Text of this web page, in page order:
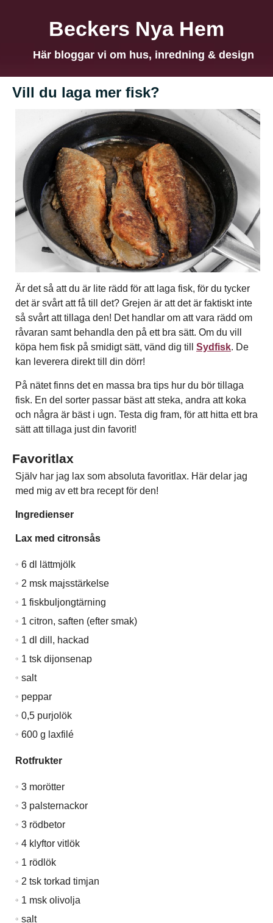
Beckers Nya Hem
Här bloggar vi om hus, inredning & design
Vill du laga mer fisk?
Är det så att du är lite rädd för att laga fisk, för du tycker
det är svårt att få till det? Grejen är att det är faktiskt inte
så svårt att tillaga den! Det handlar om att vara rädd om
råvaran samt behandla den på ett bra sätt. Om du vill
köpa hem fisk på smidigt sätt, vänd dig till Sydfisk. De
kan leverera direkt till din dörr!
På nätet finns det en massa bra tips hur du bör tillaga
fisk. En del sorter passar bäst att steka, andra att koka
och några är bäst i ugn. Testa dig fram, för att hitta ett bra
sätt att tillaga just din favorit!
Favoritlax
Själv har jag lax som absoluta favoritlax. Här delar jag
med mig av ett bra recept för den!
Ingredienser
Lax med citronsås
6 dl lättmjölk
2 msk majsstärkelse
1 fiskbuljongtärning
1 citron, saften (efter smak)
1 dl dill, hackad
1 tsk dijonsenap
salt
peppar
0,5 purjolök
600 g laxfilé
Rotfrukter
3 morötter
3 palsternackor
3 rödbetor
4 klyftor vitlök
1 rödlök
2 tsk torkad timjan
1 msk olivolja
salt